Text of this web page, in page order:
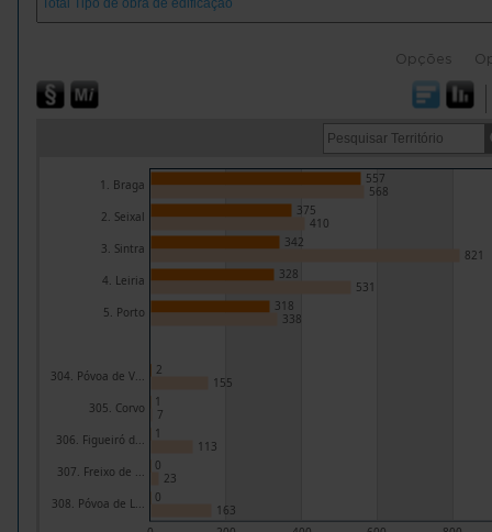
Opções
1. Braga
2. Seixal
3. Sintra
4. Leiria
5. Porto
304. Póvoa de V...
305. Corvo
306. Figueiró d...
307. Freixo de ...
308. Póvoa de L...
557
375
342
328
318
2
1
1
0
0
568
410
821
531
338
155
7
113
23
163